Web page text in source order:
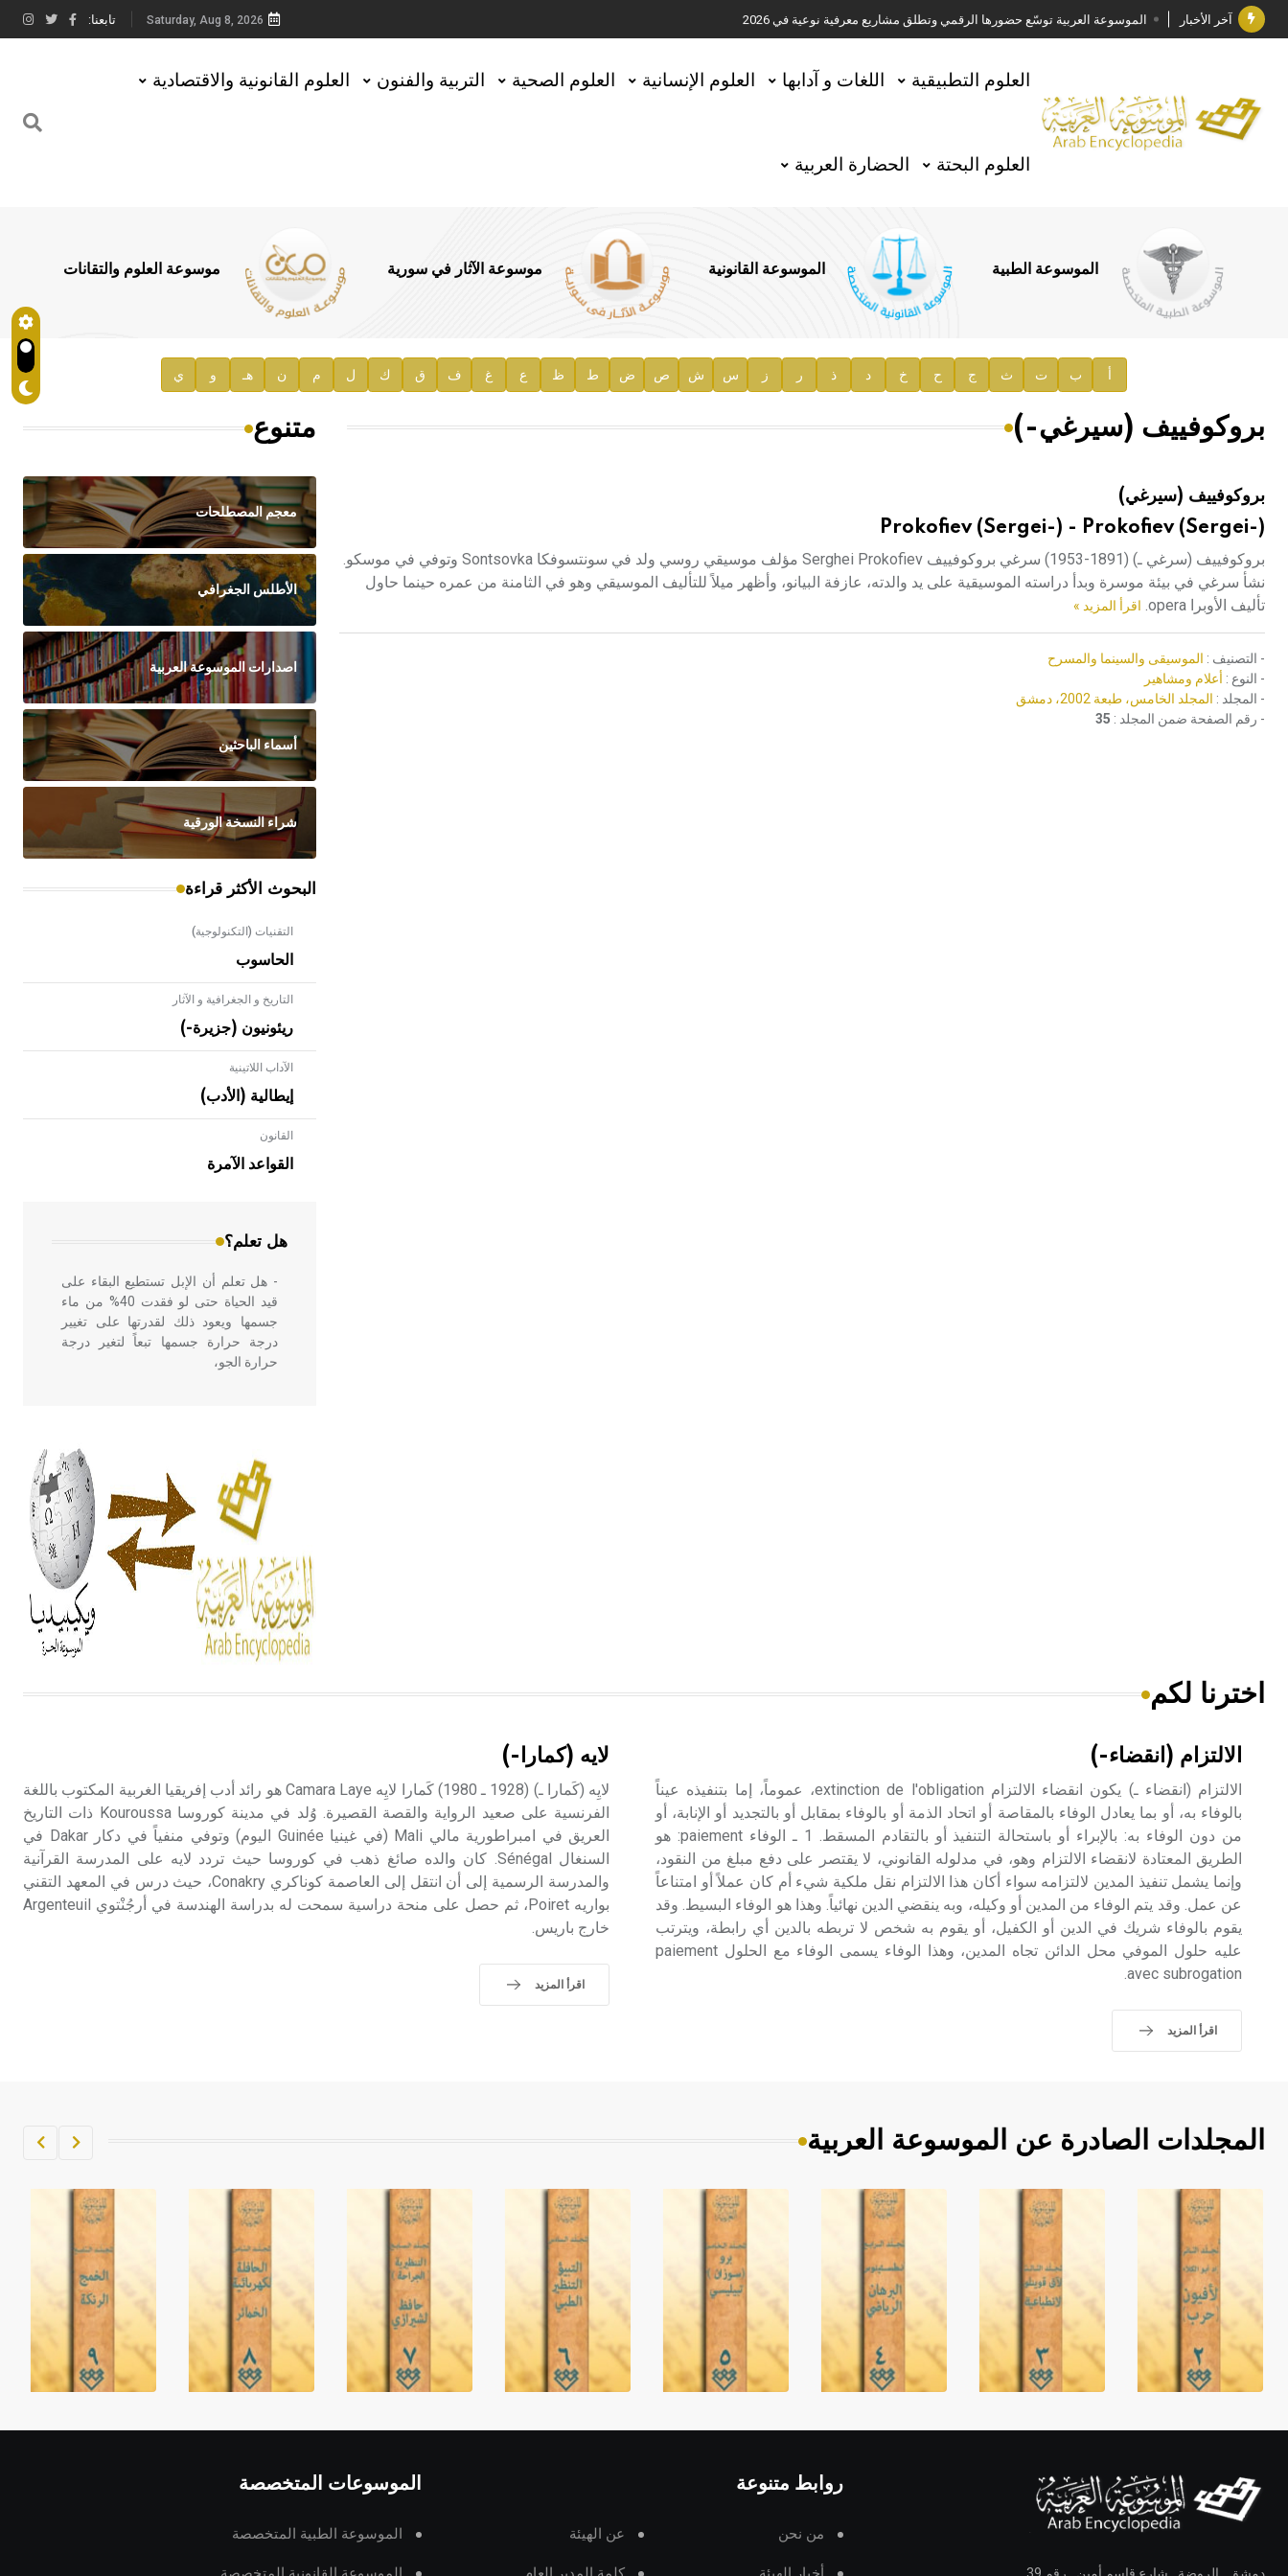
آخر الأخبار الموسوعة العربية توسّع حضورها الرقمي وتطلق مشاريع معرفية نوعية في 2026
جائزة مجمع الملك سلمان العالمي للغة العربية 2025
الأستاذ إياد خالد الطباع مدير عام لهيئة الموسوعة العربية
السيد محمد ياسين صالح وزيرا للثقافة
توصيات مجلس الإدارة
صدور المجلد السابع من موسوعة الآثار في سورية
إعلان..
هيئة الموسوعة العربية تطلق موسوعات جديدة في عام 2026
Saturday, Aug 8, 2026 تابعنا:
العلوم التطبيقية اللغات و آدابها العلوم الإنسانية العلوم الصحية التربية والفنون العلوم القانونية والاقتصادية
العلوم البحتة الحضارة العربية
الموسوعة الطبية الموسوعة القانونية موسوعة الآثار في سورية موسوعة العلوم والتقانات
أ ب ت ث ج ح خ د ذ ر ز س ش ص ض ط ظ ع غ ف ق ك ل م ن هـ و ي
بروكوفييف (سيرغي-)
بروكوفييف (سيرغي)
Prokofiev (Sergei-) - Prokofiev (Sergei-)
بروكوفييف (سرغي ـ) (1891-1953) سرغي بروكوفييف Serghei Prokofiev مؤلف موسيقي روسي ولد في سونتسوفكا Sontsovka وتوفي في موسكو.
نشأ سرغي في بيئة موسرة وبدأ دراسته الموسيقية على يد والدته، عازفة البيانو، وأظهر ميلاً للتأليف الموسيقي وهو في الثامنة من عمره حينما حاول
تأليف الأوبرا opera.
اقرأ المزيد »
- التصنيف : الموسيقى والسينما والمسرح
- النوع : أعلام ومشاهير
- المجلد : المجلد الخامس، طبعة 2002، دمشق
- رقم الصفحة ضمن المجلد : 35
متنوع
معجم المصطلحات
الأطلس الجغرافي
اصدارات الموسوعة العربية
أسماء الباحثين
شراء النسخة الورقية
البحوث الأكثر قراءة
التقنيات (التكنولوجية)
الحاسوب
التاريخ و الجغرافية و الآثار
ريئونيون (جزيرة-)
الآداب اللاتينية
إيطالية (الأدب)
القانون
القواعد الآمرة
هل تعلم؟
- هل تعلم أن الأبلق نوع من الفنون
الهندسية التي ارتبطت بالعمارة الإسلامية
في بلاد الشام ومصر خاصة، حيث يحرص
- هل تعلم أن الإبل تستطيع البقاء على
قيد الحياة حتى لو فقدت 40% من ماء
جسمها ويعود ذلك لقدرتها على تغيير
درجة حرارة جسمها تبعاً لتغير درجة
حرارة الجو،
أربعة مؤلفات هي: الحكم، الأدلة، تنظيم
التغذية، ورسالته في جروح الرأس.
ويعود له الفضل بأنه حرر الطب من
الدين والفلسفة.
- هل تعلم أن المرجان إفراز حيواني
يتكون في البحر ويتركب من مادة
كربونات الكلسيوم، وهو أحمر أو شديد
الحمرة وهو أجود أنواعه، ويمتاز بكبر
الحجم ويسمى الش
الإنكليزية أب
- هل تعلم أن أبجر Abgar اسم معروف
جيداً يعود إلى عدد من الملوك الذين
حكموا مدينة إديسا (الرها) من أبجر الأول
وحتى التاسع، وهم ينتسبون إلى أسرة
اخترنا لكم
الالتزام (انقضاء-)
الالتزام (انقضاء ـ) يكون انقضاء الالتزام extinction de l'obligation، عموماً، إما بتنفيذه عيناً
بالوفاء به، أو بما يعادل الوفاء بالمقاصة أو اتحاد الذمة أو بالوفاء بمقابل أو بالتجديد أو الإنابة، أو
من دون الوفاء به: بالإبراء أو باستحالة التنفيذ أو بالتقادم المسقط. 1 ـ الوفاء paiement: هو
الطريق المعتادة لانقضاء الالتزام وهو، في مدلوله القانوني، لا يقتصر على دفع مبلغ من النقود،
وإنما يشمل تنفيذ المدين لالتزامه سواء أكان هذا الالتزام نقل ملكية شيء أم كان عملاً أو امتناعاً
عن عمل. وقد يتم الوفاء من المدين أو وكيله، وبه ينقضي الدين نهائياً. وهذا هو الوفاء البسيط. وقد
يقوم بالوفاء شريك في الدين أو الكفيل، أو يقوم به شخص لا تربطه بالدين أي رابطة، ويترتب
عليه حلول الموفي محل الدائن تجاه المدين، وهذا الوفاء يسمى الوفاء مع الحلول paiement
avec subrogation.
اقرأ المزيد
لايه (كمارا-)
لايِه (كَمارا ـ) (1928 ـ 1980) كَمارا لايِه Camara Laye هو رائد أدب إفريقيا الغربية المكتوب باللغة
الفرنسية على صعيد الرواية والقصة القصيرة. وُلد في مدينة كوروسا Kouroussa ذات التاريخ
العريق في امبراطورية مالي Mali (في غينيا Guinée اليوم) وتوفي منفياً في دكار Dakar في
السنغال Sénégal. كان والده صائغ ذهب في كوروسا حيث تردد لايه على المدرسة القرآنية
والمدرسة الرسمية إلى أن انتقل إلى العاصمة كوناكري Conakry، حيث درس في المعهد التقني
بواريه Poiret، ثم حصل على منحة دراسية سمحت له بدراسة الهندسة في أرجُنْتوي Argenteuil
خارج باريس.
اقرأ المزيد
المجلدات الصادرة عن الموسوعة العربية
روابط متنوعة
من نحن عن الهيئة
الموسوعات المتخصصة
الموسوعة الطبية المتخصصة